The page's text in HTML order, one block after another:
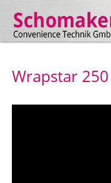
Wrapstar 250